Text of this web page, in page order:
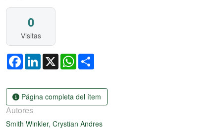
0
Visitas
FacebookLinkedIn
X WhatsApp
Página completa del ítem
Autores
Smith Winkler, Crystian Andres